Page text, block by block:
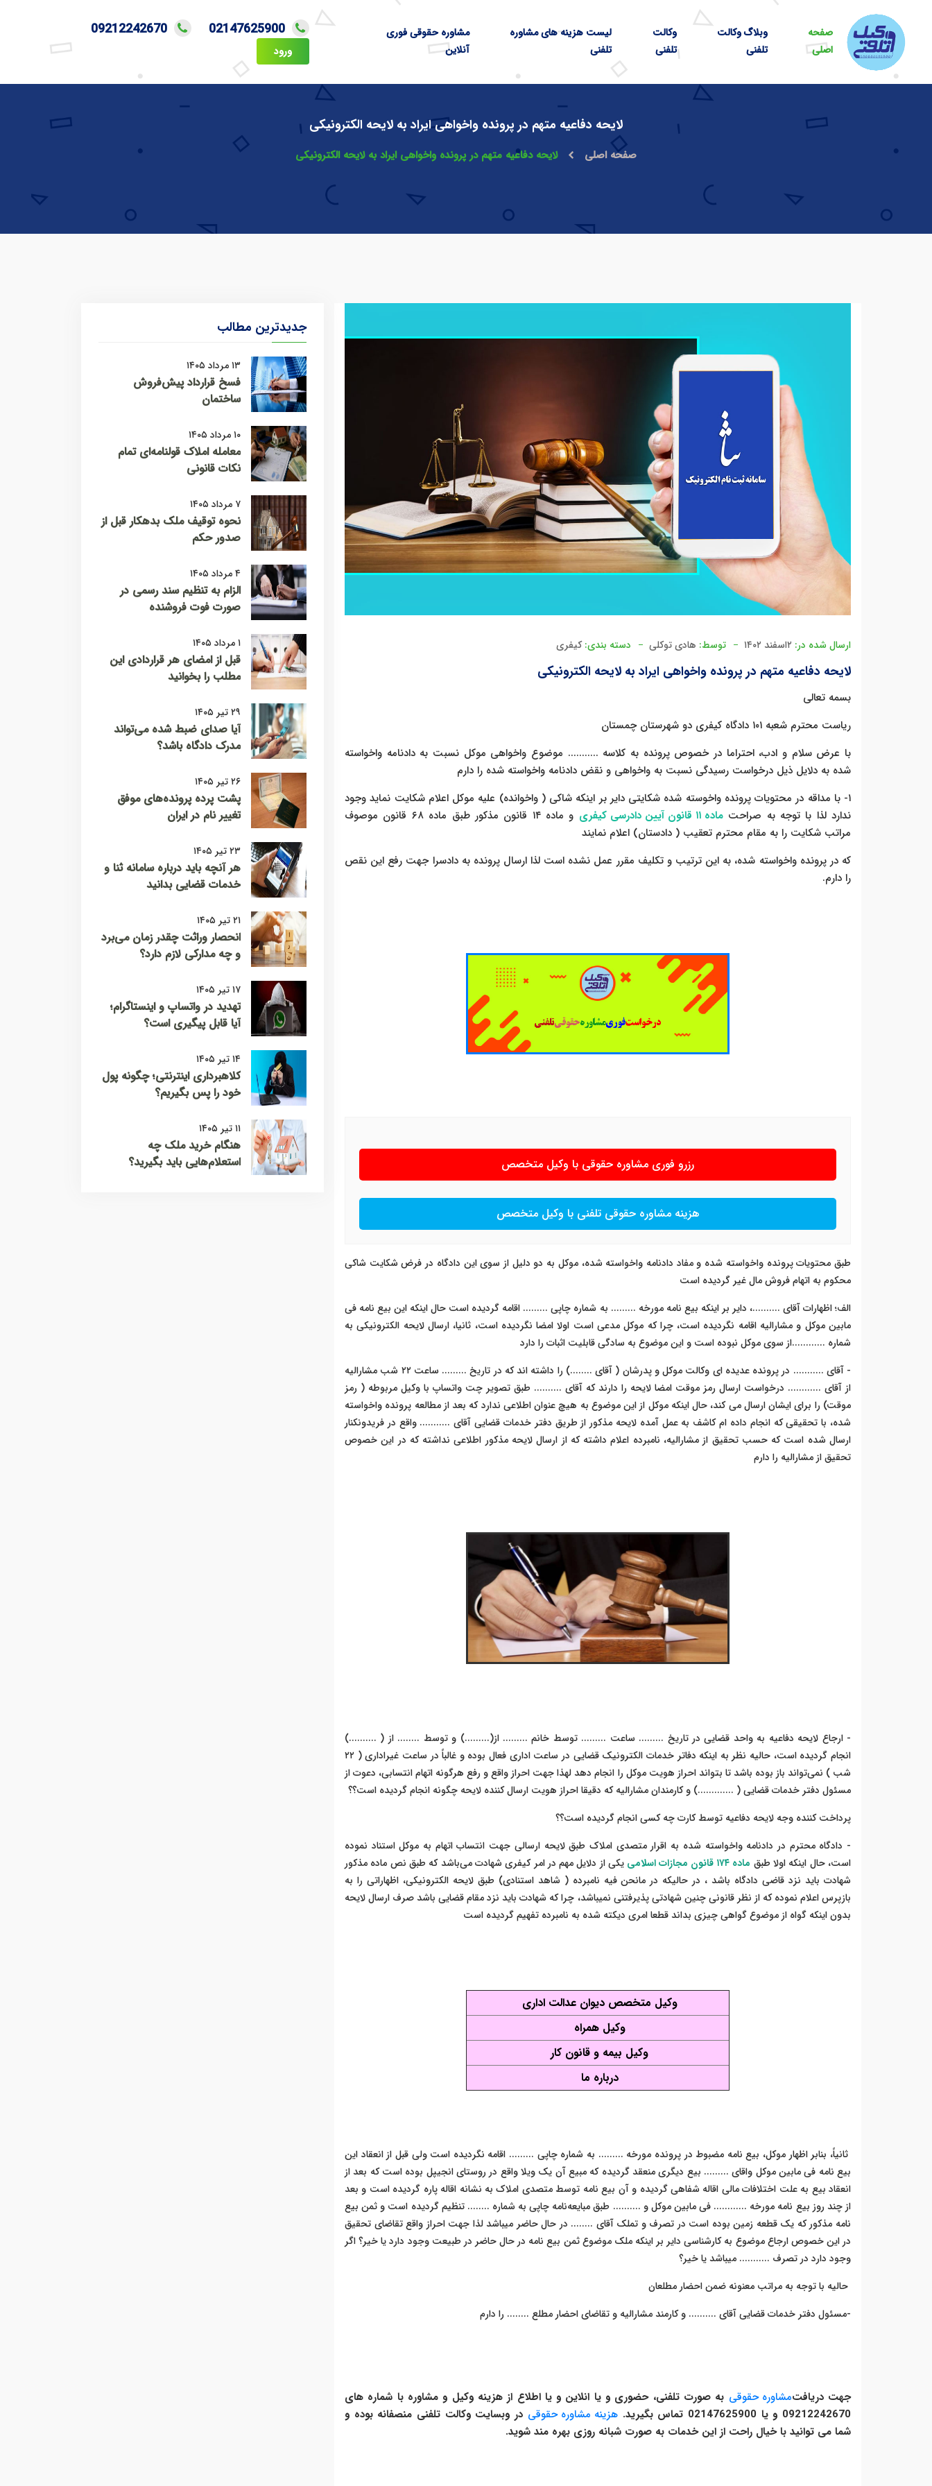
صفحه
اصلی
وبلاگ وکالت
تلفنی
وکالت
تلفنی
لیست هزینه های مشاوره
تلفنی
مشاوره حقوقی فوری
آنلاین
02147625900
09212242670
ورود
لایحه دفاعیه متهم در پرونده واخواهی ایراد به لایحه الکترونیکی
صفحه اصلی لایحه دفاعیه متهم در پرونده واخواهی ایراد به لایحه الکترونیکی
ارسال شده در: ۲اسفند ۱۴۰۲ توسط: هادی توکلی دسته بندی: کیفری
لایحه دفاعیه متهم در پرونده واخواهی ایراد به لایحه الکترونیکی
بسمه تعالی
ریاست محترم شعبه ١٠١ دادگاه کیفری دو شهرستان چمستان
با عرض سلام و ادب، احتراما در خصوص پرونده به کلاسه ........... موضوع واخواهی موکل نسبت به دادنامه واخواسته
شده به دلایل ذیل درخواست رسیدگی نسبت به واخواهی و نقض دادنامه واخواسته شده را دارم
١- با مداقه در محتویات پرونده واخوسته شده شکایتی دایر بر اینکه شاکی ( واخوانده) علیه موکل اعلام شکایت نماید وجود
ندارد لذا با توجه به صراحتماده ١١ قانون آیین دادرسی کیفری
و ماده ١۴ قانون مذکور طبق ماده ۶٨ قانون موصوف
مراتب شکایت را به مقام محترم تعقیب ( دادستان) اعلام نمایند
که در پرونده واخواسته شده، به این ترتیب و تکلیف مقرر عمل نشده است لذا ارسال پرونده به دادسرا جهت رفع این نقص
را دارم.
رزرو فوری مشاوره حقوقی با وکیل متخصص
هزینه مشاوره حقوقی تلفنی با وکیل متخصص
طبق محتویات پرونده واخواسته شده و مفاد دادنامه واخواسته شده، موکل به دو دلیل از سوی این دادگاه در فرض شکایت شاکی
محکوم به اتهام فروش مال غیر گردیده است
الف؛ اظهارات آقای ..........، دایر بر اینکه بیع نامه مورخه ......... به شماره چاپی ......... اقامه گردیده است حال اینکه این بیع نامه فی
مابین موکل و مشارالیه اقامه نگردیده است، چرا که موکل مدعی است اولا امضا نگردیده است، ثانیا، ارسال لایحه الکترونیکی به
شماره ............از سوی موکل نبوده است و این موضوع به سادگی قابلیت اثبات را دارد
- آقای ........... در پرونده عدیده ای وکالت موکل و پدرشان ( آقای ........) را داشته اند که در تاریخ ......... ساعت ٢٢ شب مشارالیه
از آقای ............ درخواست ارسال رمز موقت امضا لایحه را دارند که آقای .......... طبق تصویر چت واتساپ با وکیل مربوطه ( رمز
موقت) را برای ایشان ارسال می کند، حال اینکه موکل از این موضوع به هیچ عنوان اطلاعی ندارد که بعد از مطالعه پرونده واخواسته
شده، با تحقیقی که انجام داده ام کاشف به عمل آمده لایحه مذکور از طریق دفتر خدمات قضایی آقای ........... واقع در فریدونکنار
ارسال شده است که حسب تحقیق از مشارالیه، نامبرده اعلام داشته که از ارسال لایحه مذکور اطلاعی نداشته که در این خصوص
تحقیق از مشارالیه را دارم
- ارجاع لایحه دفاعیه به واحد قضایی در تاریخ ......... ساعت ......... توسط خانم ......... از(.........) و توسط ........ از ( ..........)
انجام گردیده است، حالیه نظر به اینکه دفاتر خدمات الکترونیک قضایی در ساعت اداری فعال بوده و غالباً در ساعت غیراداری ( ٢٢
شب ) نمی‌تواند باز بوده باشد تا بتواند احراز هویت موکل را انجام دهد لهذا جهت احراز واقع و رفع هرگونه اتهام انتسابی، دعوت از
مسئول دفتر خدمات قضایی ( .............) و کارمندان مشارالیه که دقیقا احراز هویت ارسال کننده لایحه چگونه انجام گردیده است؟؟
پرداخت کننده وجه لایحه دفاعیه توسط کارت چه کسی انجام گردیده است؟؟
- دادگاه محترم در دادنامه واخواسته شده به اقرار متصدی املاک طبق لایحه ارسالی جهت انتساب اتهام به موکل استناد نموده
است، حال اینکه اولا طبق ماده ١٧۴ قانون مجازات اسلامی
یکی از دلایل مهم در امر کیفری شهادت می‌باشد که طبق نص ماده مذکور
شهادت باید نزد قاضی دادگاه باشد ، در حالیکه در مانحن فیه نامبرده ( شاهد استنادی) طبق لایحه الکترونیکی، اظهاراتی را به
بازپرس اعلام نموده که از نظر قانونی چنین شهادتی پذیرفتنی نمیباشد، چرا که شهادت باید نزد مقام قضایی باشد صرف ارسال لایحه
بدون اینکه گواه از موضوع گواهی چیزی بداند قطعا امری دیکته شده به نامبرده تفهیم گردیده است
وکیل متخصص دیوان عدالت اداری
وکیل همراه
وکیل بیمه و قانون کار
درباره ما
ثانیاً، بنابر اظهار موکل، بیع نامه مضبوط در پرونده مورخه ......... به شماره چاپی ......... اقامه نگردیده است ولی قبل از انعقاد این
بیع نامه فی مابین موکل واقای ......... بیع دیگری منعقد گردیده که مبیع آن یک ویلا واقع در روستای انجیپل بوده است که بعد از
انعقاد بیع به علت اختلافات مالی اقاله شفاهی گردیده و آن بیع نامه توسط متصدی املاک به نشانه اقاله پاره گردیده است و بعد
از چند روز بیع نامه مورخه ............ فی مابین موکل و .......... طبق مبایعه‌نامه چاپی به شماره ........ تنظیم گردیده است و ثمن بیع
نامه مذکور که یک قطعه زمین بوده است در تصرف و تملک آقای ........ در حال حاضر میباشد لذا جهت احراز واقع تقاضای تحقیق
در این خصوص ارجاع موضوع به کارشناسی دایر بر اینکه ملک موضوع ثمن بیع نامه در حال حاضر در طبیعت وجود دارد یا خیر؟ اگر
وجود دارد در تصرف ........... میباشد یا خیر؟
حالیه با توجه به مراتب معنونه ضمن احضار مطلعان
-مسئول دفتر خدمات قضایی آقای .......... و کارمند مشارالیه و تقاضای احضار مطلع ........ را دارم
جهت دریافتمشاوره حقوقی به صورت تلفنی، حضوری و یا انلاین و یا اطلاع از هزینه وکیل و مشاوره با شماره های
09212242670 و یا 02147625900 تماس بگیرید.
هزینه مشاوره حقوقی در وبسایت وکالت تلفنی منصفانه بوده و
شما می توانید با خیال راحت از این خدمات به صورت شبانه روزی بهره مند شوید.
جدیدترین مطالب
۱۳ مرداد ۱۴۰۵
فسخ قرارداد پیش‌فروش
ساختمان
۱۰ مرداد ۱۴۰۵
معامله املاک قولنامه‌ای تمام
نکات قانونی
۷ مرداد ۱۴۰۵
نحوه توقیف ملک بدهکار قبل از
صدور حکم
۴ مرداد ۱۴۰۵
الزام به تنظیم سند رسمی در
صورت فوت فروشنده
۱ مرداد ۱۴۰۵
قبل از امضای هر قراردادی این
مطلب را بخوانید
۲۹ تیر ۱۴۰۵
آیا صدای ضبط شده می‌تواند
مدرک دادگاه باشد؟
۲۶ تیر ۱۴۰۵
پشت پرده پرونده‌های موفق
تغییر نام در ایران
۲۳ تیر ۱۴۰۵
هر آنچه باید درباره سامانه ثنا و
خدمات قضایی بدانید
۲۱ تیر ۱۴۰۵
انحصار وراثت چقدر زمان می‌برد
و چه مدارکی لازم دارد؟
۱۷ تیر ۱۴۰۵
تهدید در واتساپ و اینستاگرام؛
آیا قابل پیگیری است؟
۱۴ تیر ۱۴۰۵
کلاهبرداری اینترنتی؛ چگونه پول
خود را پس بگیریم؟
۱۱ تیر ۱۴۰۵
هنگام خرید ملک چه
استعلام‌هایی باید بگیرید؟